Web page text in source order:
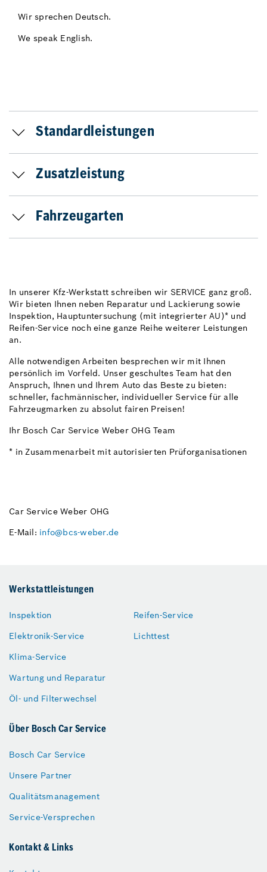
Wir sprechen Deutsch.
We speak English.
Standardleistungen
Zusatzleistung
Fahrzeugarten
In unserer Kfz-Werkstatt schreiben wir SERVICE ganz groß.
Wir bieten Ihnen neben Reparatur und Lackierung sowie
Inspektion, Hauptuntersuchung (mit integrierter AU)* und
Reifen-Service noch eine ganze Reihe weiterer Leistungen
an.
Alle notwendigen Arbeiten besprechen wir mit Ihnen
persönlich im Vorfeld. Unser geschultes Team hat den
Anspruch, Ihnen und Ihrem Auto das Beste zu bieten:
schneller, fachmännischer, individueller Service für alle
Fahrzeugmarken zu absolut fairen Preisen!
Ihr Bosch Car Service Weber OHG Team
* in Zusammenarbeit mit autorisierten Prüforganisationen
Car Service Weber OHG
E-Mail: info@bcs-weber.de
Werkstattleistungen
Inspektion
Elektronik-Service
Klima-Service
Wartung und Reparatur
Öl- und Filterwechsel
Reifen-Service
Lichttest
Über Bosch Car Service
Bosch Car Service
Unsere Partner
Qualitätsmanagement
Service-Versprechen
Kontakt & Links